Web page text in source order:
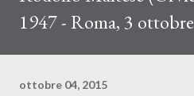
1947 - Roma, 3
ottobre 04, 2015